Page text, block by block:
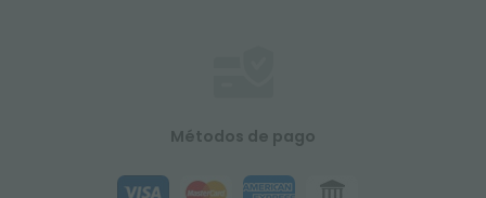
Métodos de pago